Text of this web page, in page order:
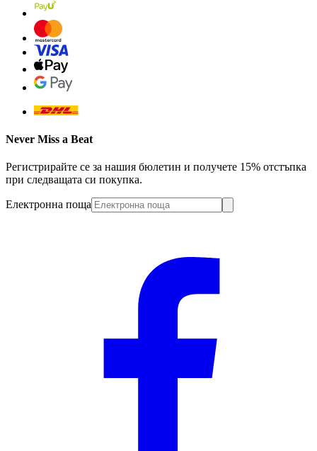
Never Miss a Beat
Регистрирайте се за нашия бюлетин и получете 15% отстъпка
при следващата си покупка.
Електронна поща